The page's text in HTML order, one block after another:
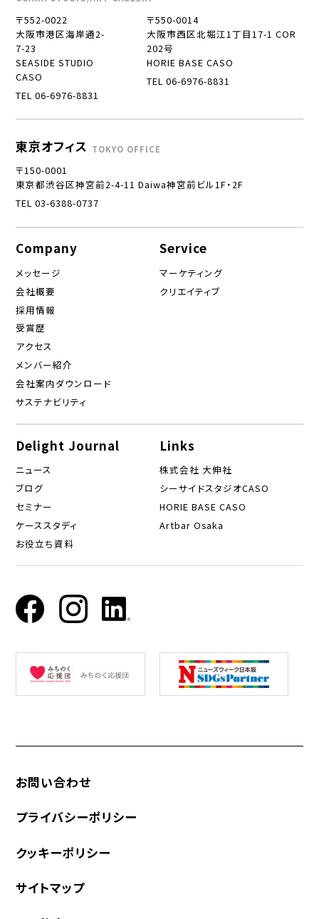
〒552-0022
大阪市港区海岸通2-
7-23
SEASIDE STUDIO
CASO
TEL 06-6976-8831
〒550-0014
大阪市西区北堀江1丁目17-1 COR
202号
HORIE BASE CASO
TEL 06-6976-8831
東京オフィス TOKYO OFFICE
〒150-0001
東京都渋谷区神宮前2-4-11 Daiwa神宮前ビル1F・2F
TEL 03-6388-0737
Company
メッセージ
会社概要
採用情報
受賞歴
アクセス
メンバー紹介
会社案内ダウンロード
サステナビリティ
Service
マーケティング
クリエイティブ
Delight Journal
ニュース
ブログ
セミナー
ケーススタディ
お役立ち資料
Links
株式会社 大伸社
シーサイドスタジオCASO
HORIE BASE CASO
Artbar Osaka
お問い合わせ
プライバシーポリシー
クッキーポリシー
サイトマップ